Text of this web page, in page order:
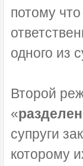
потому
одного из
Второй
«
супруги
которому